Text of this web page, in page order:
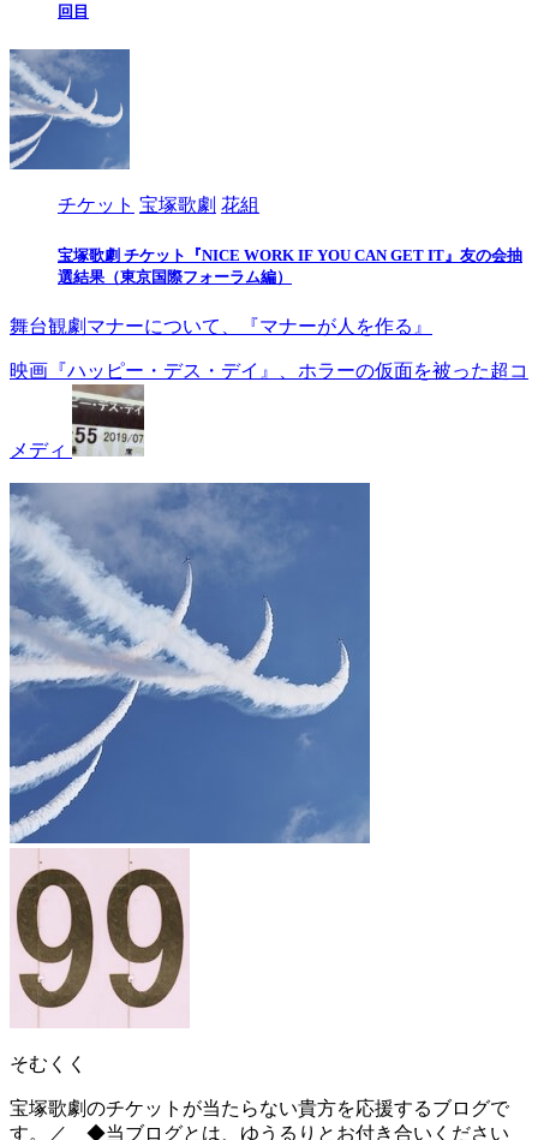
回目
チケット 宝塚歌劇 花組
宝塚歌劇 チケット『NICE WORK IF YOU CAN GET IT』友の会抽
選結果（東京国際フォーラム編）
舞台観劇マナーについて、『マナーが人を作る』
映画『ハッピー・デス・デイ』、ホラーの仮面を被った超コ
メディ
そむくく
宝塚歌劇のチケットが当たらない貴方を応援するブログで
す。／ ◆当ブログとは、ゆうるりとお付き合いください